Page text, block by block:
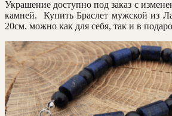
Украшение доступно под заказ с
камней. Купить Браслет мужской из
20см. можно как для себя, так и в